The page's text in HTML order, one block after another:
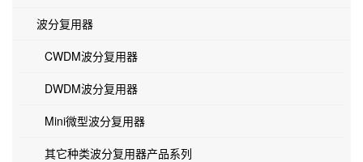
波分复用器
CWDM波分复用器
DWDM波分复用器
Mini微型波分复用器
其它种类波分复用器产品系列